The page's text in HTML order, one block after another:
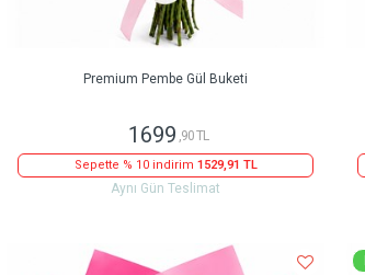
Premium Pembe Gül Buketi
1699 ,90 TL
Sepette % 10 indirim 1529,91 TL
Aynı Gün Teslimat